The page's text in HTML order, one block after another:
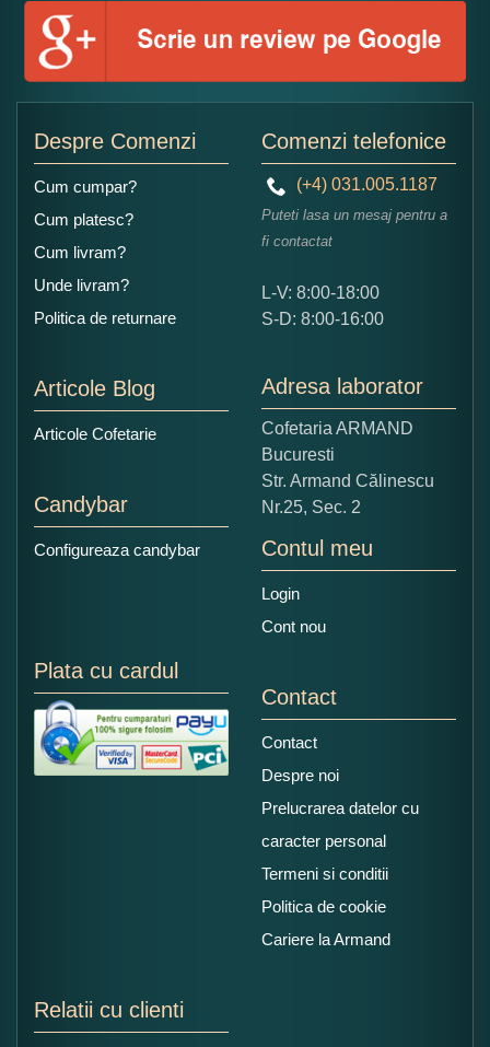
Numele dumneavoastra:
Ce nota acordati acestui produs?
5
Copiati alaturi numarul din imagine:
Despre Comenzi
Cum cumpar?
Cum platesc?
Cum livram?
Unde livram?
Politica de returnare
Articole Blog
Articole Cofetarie
Candybar
Configureaza candybar
Comenzi telefonice
(+4) 031.005.1187
Puteti lasa un mesaj pentru a
fi contactat
L-V: 8:00-18:00
S-D: 8:00-16:00
Adresa laborator
Cofetaria ARMAND
Bucuresti
Str. Armand Călinescu
Nr.25, Sec. 2
Contul meu
Login
Cont nou
Plata cu cardul
Contact
Contact
Despre noi
Prelucrarea datelor cu
caracter personal
Termeni si conditii
Politica de cookie
Cariere la Armand
Relatii cu clienti